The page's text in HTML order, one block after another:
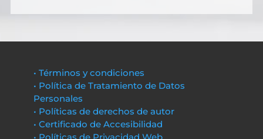
• Términos y condiciones
• Política de Tratamiento de Datos
Personales
• Políticas de derechos de autor
• Certificado de Accesibilidad